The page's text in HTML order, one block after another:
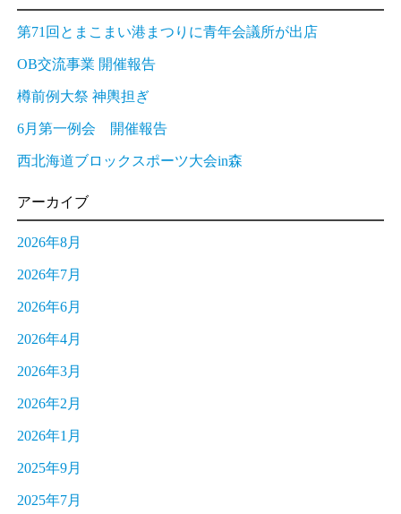
第71回とまこまい港まつりに青年会議所が出店
OB交流事業 開催報告
樽前例大祭 神輿担ぎ
6月第一例会 開催報告
西北海道ブロックスポーツ大会in森
アーカイブ
2026年8月
2026年7月
2026年6月
2026年4月
2026年3月
2026年2月
2026年1月
2025年9月
2025年7月